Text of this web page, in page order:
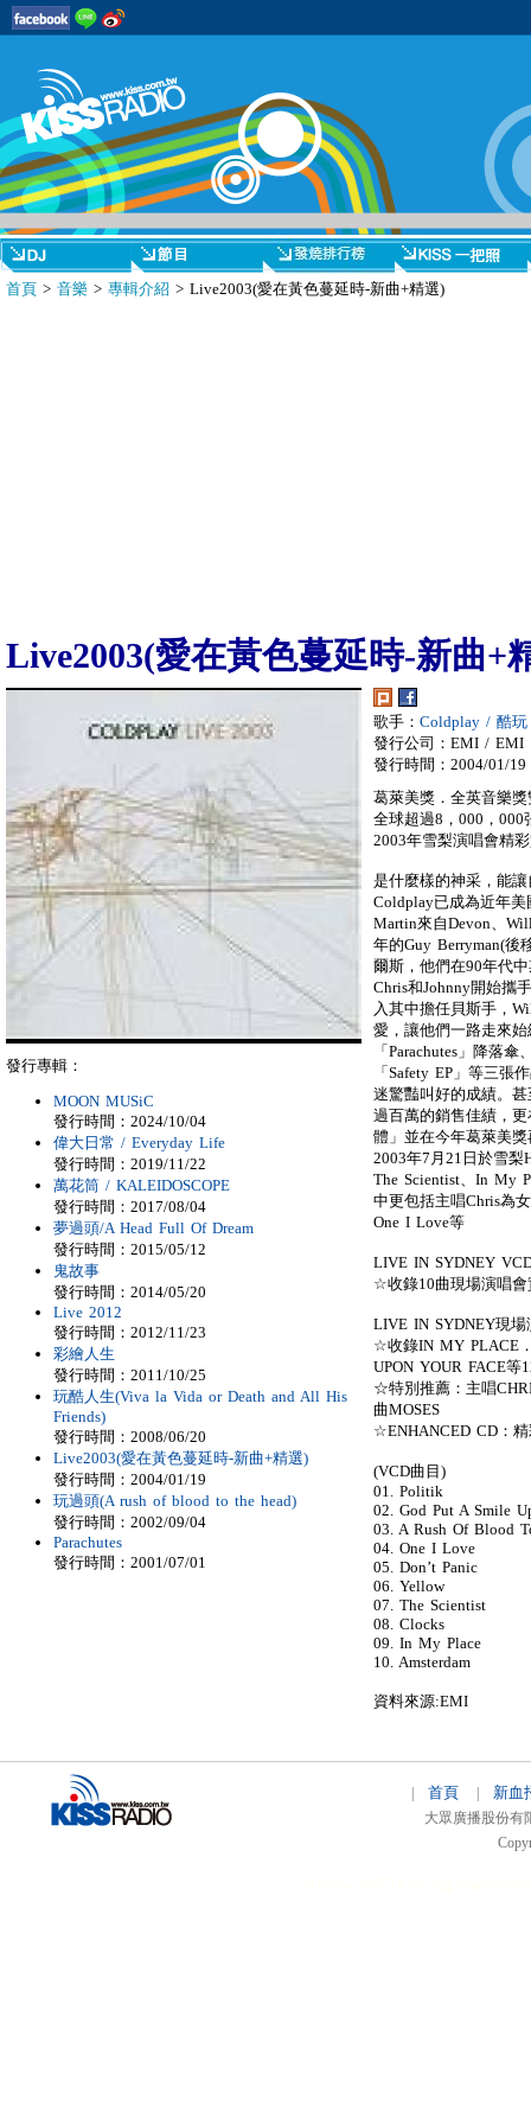
首頁 > 音樂 > 專輯介紹 > Live2003(愛在黃色蔓延時-新曲+精選)
Live2003(愛在黃色蔓延時-新曲+
歌手： Coldplay / 酷玩
發行公司：EMI / EMI
發行時間：2004/01/19
葛萊美獎．全英音樂
全球超過8，000，
2003年雪梨演唱會精
是什麼樣的神采，能
Coldplay已成為近年
Martin來自Devon、
年的Guy Berryman(後
爾斯，他們在90年代
Chris和Johnny開始攜
入其中擔任貝斯手，
愛，讓他們一路走來
「Parachutes」降落
「Safety EP」等三張
迷驚豔叫好的成績。
過百萬的銷售佳績，
體」並在今年葛萊美
2003年7月21日於雪梨
The Scientist、In My
中更包括主唱Chris為
One I Love等
LIVE IN SYDNEY
☆收錄10曲現場演唱會
LIVE IN SYDNEY現場
☆收錄IN MY PLACE
UPON YOUR FACE等
☆特別推薦：主唱
曲MOSES
☆ENHANCED CD：
(VCD曲目)
01. Politik
02. God Put A Smile
03. A Rush Of Blood
04. One I Love
05. Don’t Panic
06. Yellow
07. The Scientist
08. Clocks
09. In My Place
10. Amsterdam
資料來源:EMI
發行專輯：
MOON MUSiC
發行時間：2024/10/04
偉大日常 / Everyday Life
發行時間：2019/11/22
萬花筒 / KALEIDOSCOPE
發行時間：2017/08/04
夢過頭/A Head Full Of Dream
發行時間：2015/05/12
鬼故事
發行時間：2014/05/20
Live 2012
發行時間：2012/11/23
彩繪人生
發行時間：2011/10/25
玩酷人生(Viva la Vida or Death and All His
Friends)
發行時間：2008/06/20
Live2003(愛在黃色蔓延時-新曲+精選)
發行時間：2004/01/19
玩過頭(A rush of blood to the head)
發行時間：2002/09/04
Parachutes
發行時間：2001/07/01
首頁 新血
大眾廣播股份有